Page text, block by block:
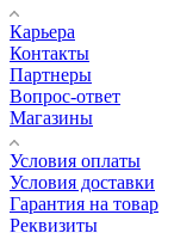
Карьера
Контакты
Партнеры
Вопрос-ответ
Магазины
Условия оплаты
Условия доставки
Гарантия на товар
Реквизиты